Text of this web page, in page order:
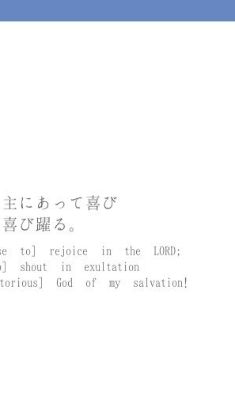
にあって喜び
び躍る。
to] rejoice in the LORD;
shout in exultation
God of my salvation!